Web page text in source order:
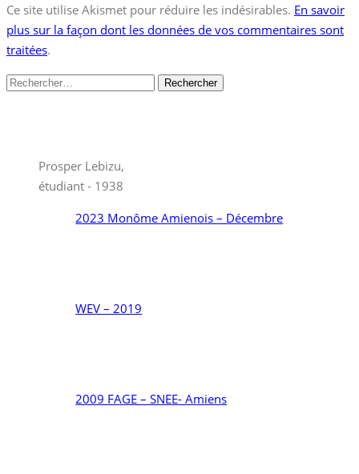
Ce site utilise Akismet pour réduire les indésirables. En savoir
plus sur la façon dont les données de vos commentaires sont
traitées.
Rechercher :
Prosper Lebizu,
étudiant - 1938
2023 Monôme Amienois – Décembre
WEV – 2019
2009 FAGE – SNEE- Amiens